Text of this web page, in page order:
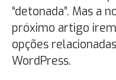
“detonada”. Mas a
próximo artigo
opções
WordPress.